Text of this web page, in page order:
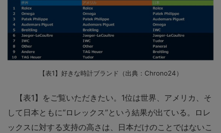
【表1】好きな時計ブランド（出典：Chrono24）
【表1】をご覧いただきたい。1位は世界、アメリカ、そ
して日本ともに“ロレックス”という結果が出ている。ロレ
ックスに対する支持の高さは、日本だけのことではないこ